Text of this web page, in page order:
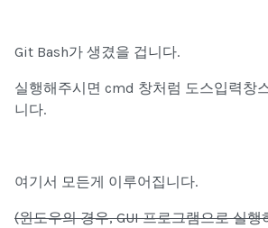
Git Bash가 생겼을 겁니다.
실행해주시면 cmd 창처럼 도스입력창
니다.
여기서 모든게 이루어집니다.
(윈도우의 경우, GUI 프로그램으로 실